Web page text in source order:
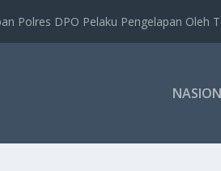
Polres DPO Pelaku Pengelapan Oleh